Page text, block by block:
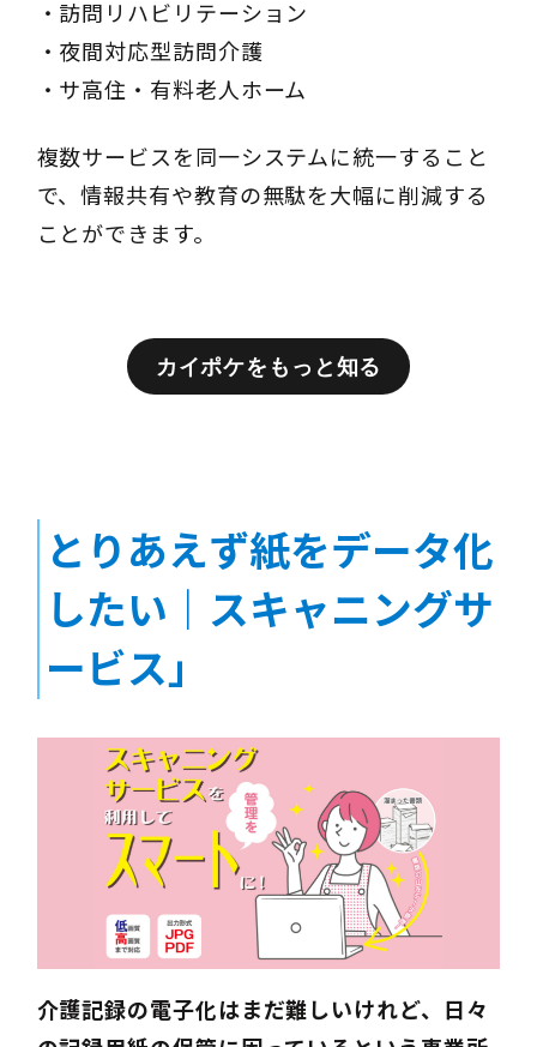
・訪問リハビリテーション
・夜間対応型訪問介護
・サ高住・有料老人ホーム
複数サービスを同一システムに統一すること
で、情報共有や教育の無駄を大幅に削減する
ことができます。
カイポケをもっと知る
とりあえず紙をデータ化
したい｜スキャニングサ
ービス」
介護記録の電子化はまだ難しいけれど、日々